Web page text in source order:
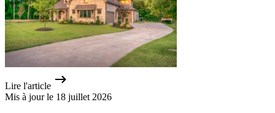
Lire l'article
Mis à jour le 18 juillet 2026